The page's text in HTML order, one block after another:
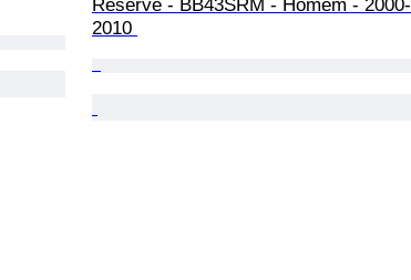
Reserve - BB43SRM - Homem - 2000-
2010